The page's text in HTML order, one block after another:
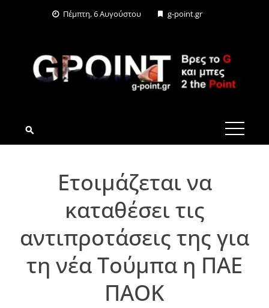
Πέμπτη, 6 Αυγούστου g-point.gr
G-POINT.GR
Ετοιμάζεται να
καταθέσει τις
αντιπροτάσεις της για
τη νέα Τούμπα η ΠΑΕ
ΠΑΟΚ